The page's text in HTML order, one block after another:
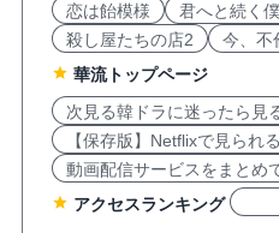
恋は飴模様
君へと続く
殺し屋たちの店2
今、不
華流トップページ
次見る韓ドラに迷ったら見
【保存版】Netflixで見られ
動画配信サービスをまとめ
アクセスランキング